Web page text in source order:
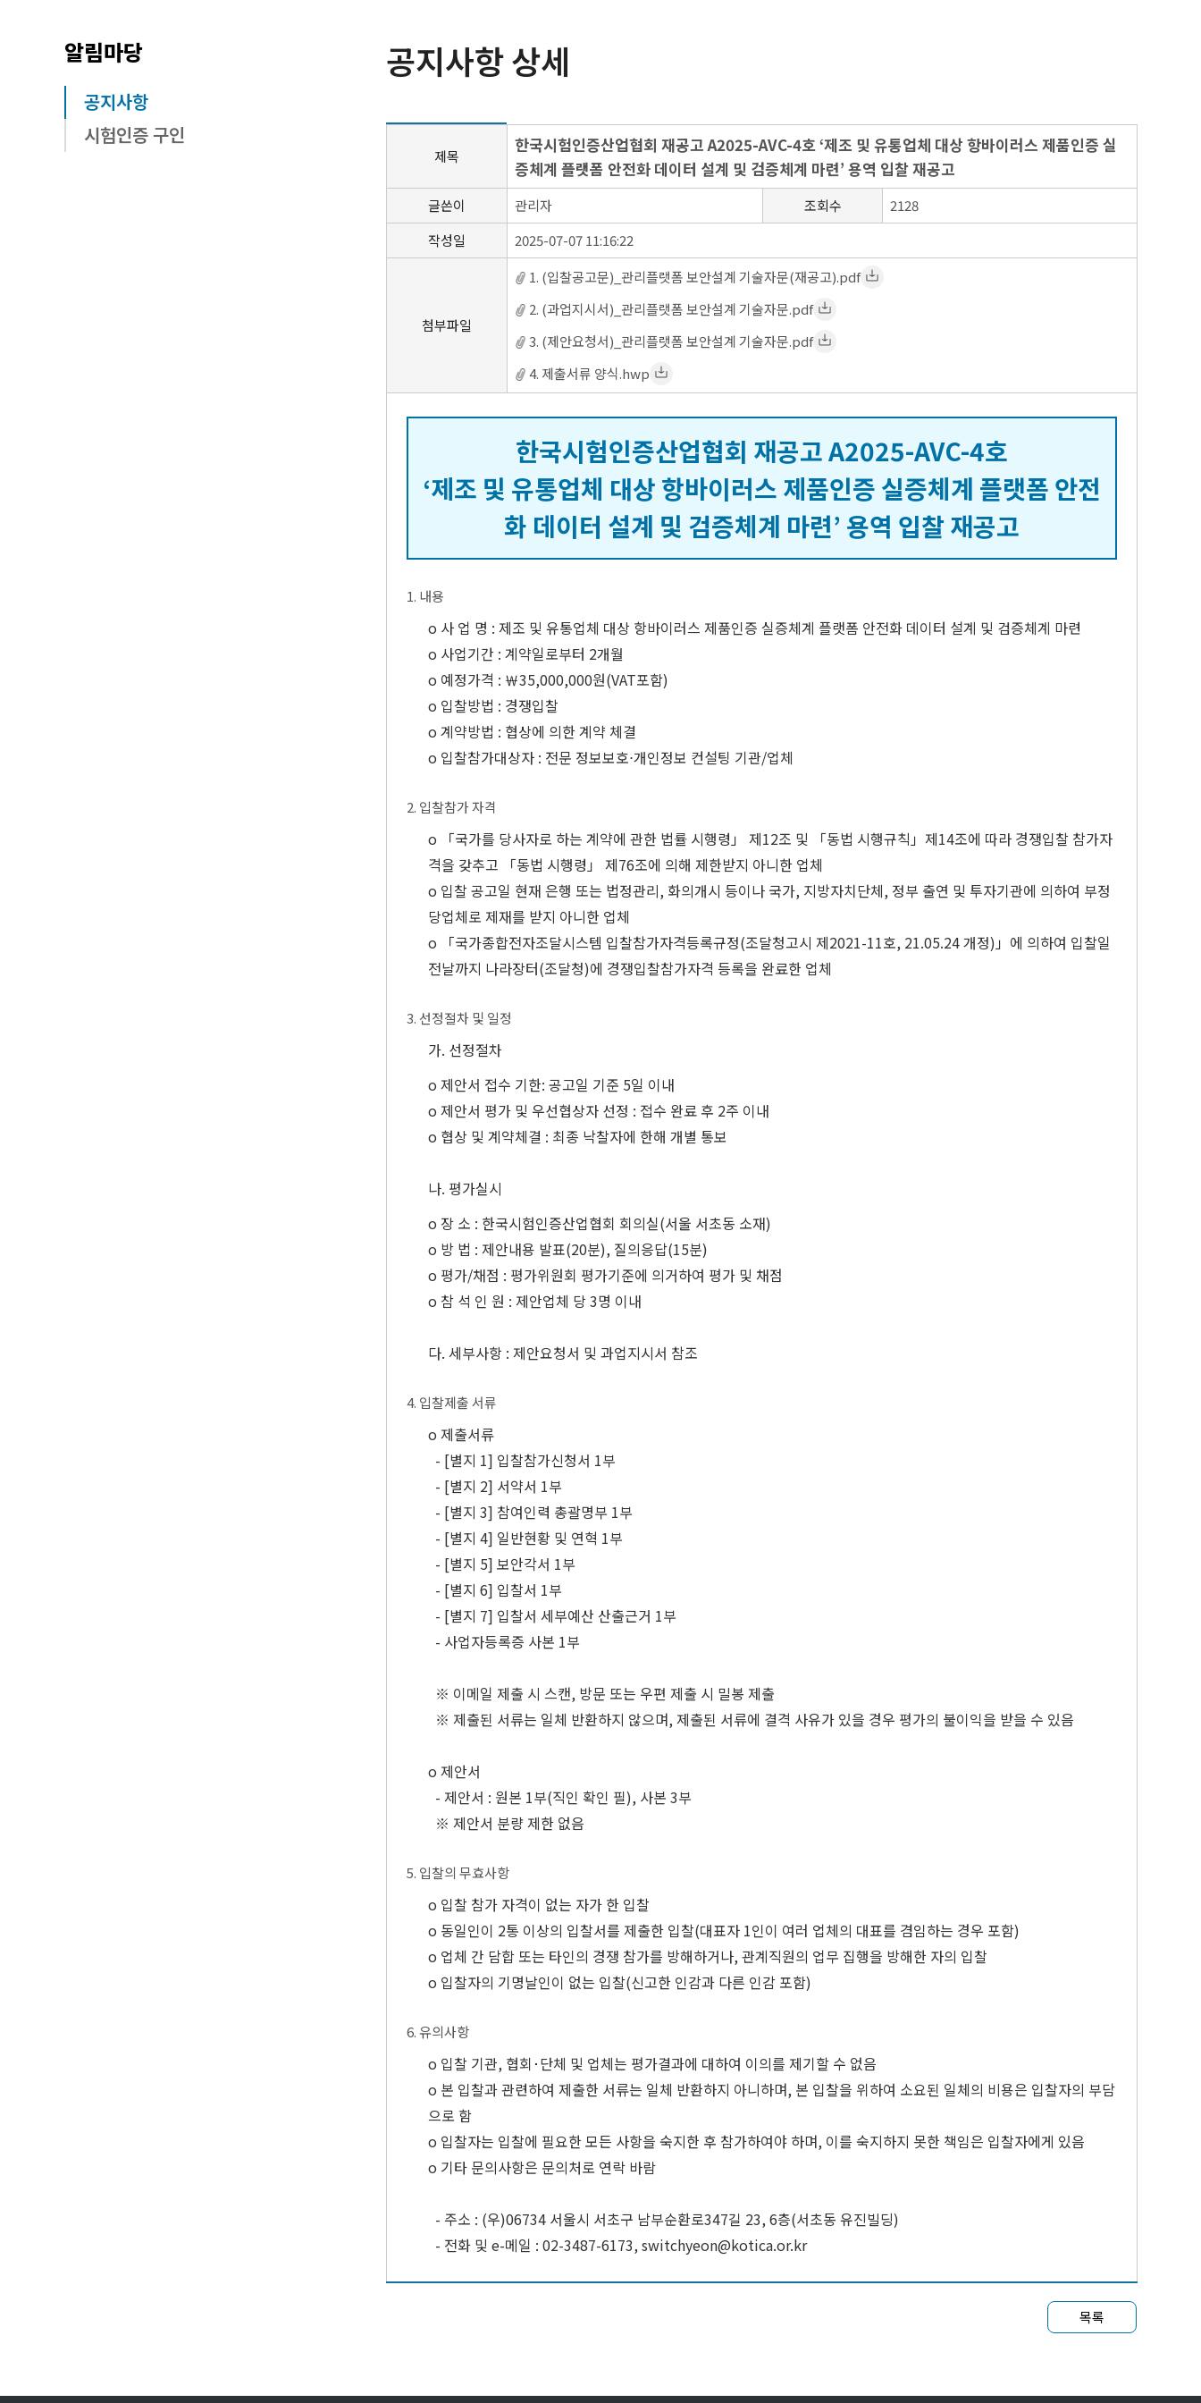
알림마당
공지사항
시험인증 구인
공지사항 상세
상
내
제목
한국시험인증산업협회 재공고 A2025-AVC-4호 ‘제조 및 유통업체 대상 항바이러스 제품인증 실
증체계 플랫폼 안전화 데이터 설계 및 검증체계 마련’ 용역 입찰 재공고
글쓴이 관리자 조회수
2128
작성일
2025-07-07 11:16:22
첨부파일
1. (입찰공고문)_관리플랫폼 보안설계 기술자문(재공고).pdf
2. (과업지시서)_관리플랫폼 보안설계 기술자문.pdf
3. (제안요청서)_관리플랫폼 보안설계 기술자문.pdf
4. 제출서류 양식.hwp
한국시험인증산업협회 재공고 A2025-AVC-4호
‘제조 및 유통업체 대상 항바이러스 제품인증 실증체계 플랫폼 안전
화 데이터 설계 및 검증체계 마련’ 용역 입찰 재공고
1. 내용
o 사 업 명 : 제조 및 유통업체 대상 항바이러스 제품인증 실증체계 플랫폼 안전화 데이터 설계 및 검증체계 마련
o 사업기간 : 계약일로부터 2개월
o 예정가격 : ￦35,000,000원(VAT포함)
o 입찰방법 : 경쟁입찰
o 계약방법 : 협상에 의한 계약 체결
o 입찰참가대상자 : 전문 정보보호⋅개인정보 컨설팅 기관/업체
2. 입찰참가 자격
o 「국가를 당사자로 하는 계약에 관한 법률 시행령」 제12조 및 「동법 시행규칙」제14조에 따라 경쟁입찰 참가자
격을 갖추고 「동법 시행령」 제76조에 의해 제한받지 아니한 업체
o 입찰 공고일 현재 은행 또는 법정관리, 화의개시 등이나 국가, 지방자치단체, 정부 출연 및 투자기관에 의하여 부정
당업체로 제재를 받지 아니한 업체
o 「국가종합전자조달시스템 입찰참가자격등록규정(조달청고시 제2021-11호, 21.05.24 개정)」에 의하여 입찰일
전날까지 나라장터(조달청)에 경쟁입찰참가자격 등록을 완료한 업체
3. 선정절차 및 일정
가. 선정절차
o 제안서 접수 기한: 공고일 기준 5일 이내
o 제안서 평가 및 우선협상자 선정 : 접수 완료 후 2주 이내
o 협상 및 계약체결 : 최종 낙찰자에 한해 개별 통보
나. 평가실시
o 장 소 : 한국시험인증산업협회 회의실(서울 서초동 소재)
o 방 법 : 제안내용 발표(20분), 질의응답(15분)
o 평가/채점 : 평가위원회 평가기준에 의거하여 평가 및 채점
o 참 석 인 원 : 제안업체 당 3명 이내
다. 세부사항 : 제안요청서 및 과업지시서 참조
4. 입찰제출 서류
o 제출서류
- [별지 1] 입찰참가신청서 1부
- [별지 2] 서약서 1부
- [별지 3] 참여인력 총괄명부 1부
- [별지 4] 일반현황 및 연혁 1부
- [별지 5] 보안각서 1부
- [별지 6] 입찰서 1부
- [별지 7] 입찰서 세부예산 산출근거 1부
- 사업자등록증 사본 1부
※ 이메일 제출 시 스캔, 방문 또는 우편 제출 시 밀봉 제출
※ 제출된 서류는 일체 반환하지 않으며, 제출된 서류에 결격 사유가 있을 경우 평가의 불이익을 받을 수 있음
o 제안서
- 제안서 : 원본 1부(직인 확인 필), 사본 3부
※ 제안서 분량 제한 없음
5. 입찰의 무효사항
o 입찰 참가 자격이 없는 자가 한 입찰
o 동일인이 2통 이상의 입찰서를 제출한 입찰(대표자 1인이 여러 업체의 대표를 겸임하는 경우 포함)
o 업체 간 담합 또는 타인의 경쟁 참가를 방해하거나, 관계직원의 업무 집행을 방해한 자의 입찰
o 입찰자의 기명날인이 없는 입찰(신고한 인감과 다른 인감 포함)
6. 유의사항
o 입찰 기관, 협회･단체 및 업체는 평가결과에 대하여 이의를 제기할 수 없음
o 본 입찰과 관련하여 제출한 서류는 일체 반환하지 아니하며, 본 입찰을 위하여 소요된 일체의 비용은 입찰자의 부담
으로 함
o 입찰자는 입찰에 필요한 모든 사항을 숙지한 후 참가하여야 하며, 이를 숙지하지 못한 책임은 입찰자에게 있음
o 기타 문의사항은 문의처로 연락 바람
- 주소 : (우)06734 서울시 서초구 남부순환로347길 23, 6층(서초동 유진빌딩)
- 전화 및 e-메일 : 02-3487-6173, switchyeon@kotica.or.kr
목록